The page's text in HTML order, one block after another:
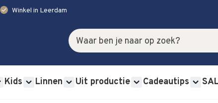
check Winkel in Leerdam
Zoek
Kids Linnen Uit productie Cadeautips